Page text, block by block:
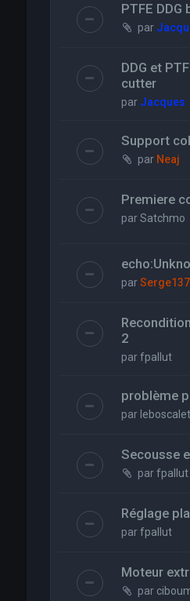
PTFE DDG
par
DDG et
cutter
par Jacques
Support
par Neaj
Premiere
parSatchmo
par
2
parfpallut
problème
par leboscalet
Secousse
parfpallut
Réglage
parfpallut
Moteur
par